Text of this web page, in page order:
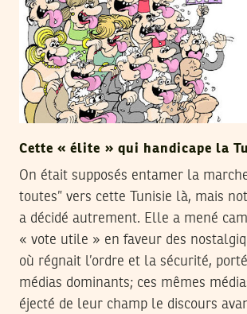
Cette « élite » qui handicape la
On était supposés entamer la
toutes” vers cette Tunisie là, mais
a décidé autrement. Elle a mené
« vote utile » en faveur des
où régnait l’ordre et la sécurité,
médias dominants; ces mêmes
éjecté de leur champ le discours